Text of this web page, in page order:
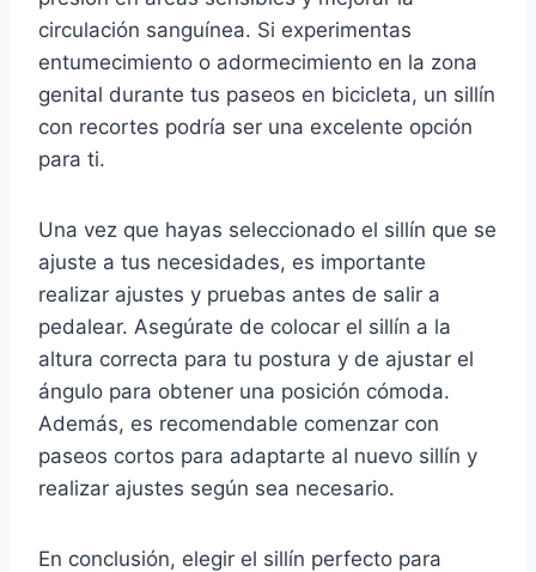
circulación sanguínea. Si experimentas
entumecimiento o adormecimiento en la zona
genital durante tus paseos en bicicleta, un sillín
con recortes podría ser una excelente opción
para ti.
Una vez que hayas seleccionado el sillín que se
ajuste a tus necesidades, es importante
realizar ajustes y pruebas antes de salir a
pedalear. Asegúrate de colocar el sillín a la
altura correcta para tu postura y de ajustar el
ángulo para obtener una posición cómoda.
Además, es recomendable comenzar con
paseos cortos para adaptarte al nuevo sillín y
realizar ajustes según sea necesario.
En conclusión, elegir el sillín perfecto para